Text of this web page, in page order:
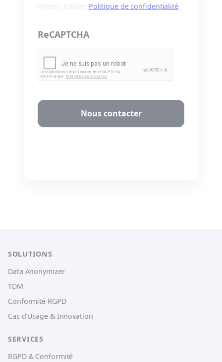
Politique de confidentialité
ReCAPTCHA
SOLUTIONS
Data Anonymizer
TDM
Conformité RGPD
Cas d’Usage & Innovation
SERVICES
RGPD & Conformité